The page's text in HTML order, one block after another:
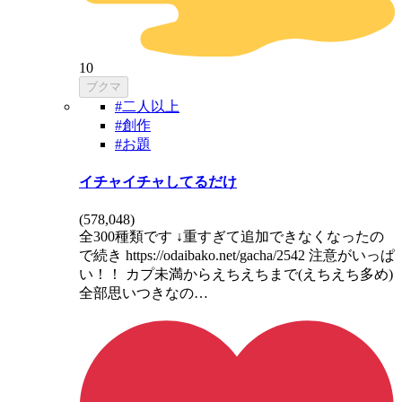
10
ブクマ
#二人以上
#創作
#お題
イチャイチャしてるだけ
(578,048)
全300種類です ↓重すぎて追加できなくなったの
で続き https://odaibako.net/gacha/2542 注意がいっぱ
い！！ カプ未満からえちえちまで(えちえち多め)
全部思いつきなの…